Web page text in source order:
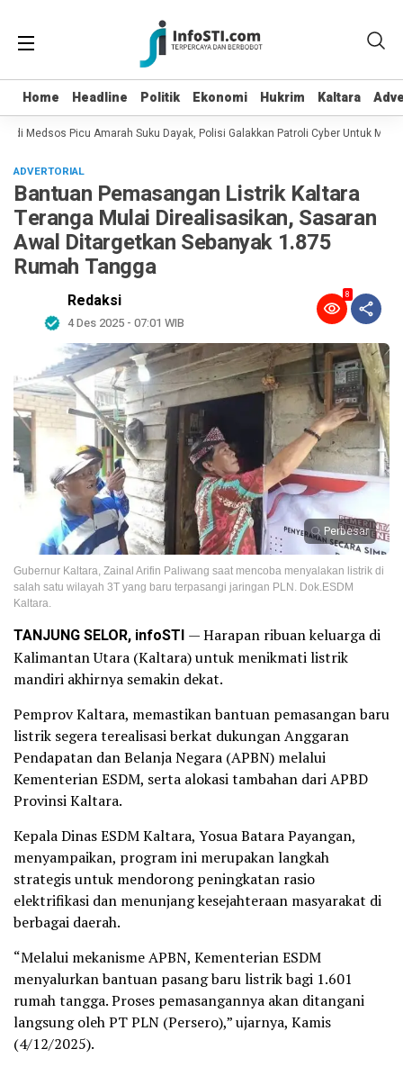
Home Headline Politik Ekonomi Hukrim Kaltara
Home Headline Politik Ekonomi Hukrim Kaltara
Medsos Picu Amarah Suku Dayak, Polisi Galakkan Patroli Cyber Untuk
ADVERTORIAL
Bantuan Pemasangan Listrik Kaltara
Teranga Mulai Direalisasikan, Sasaran
Awal Ditargetkan Sebanyak 1.875
Rumah Tangga
Redaksi
4 Des 2025 - 07:01 WIB
8
Perbesar
Gubernur Kaltara, Zainal Arifin Paliwang saat mencoba menyalakan listrik di
salah satu wilayah 3T yang baru terpasangi jaringan PLN. Dok.ESDM
Kaltara.
TANJUNG SELOR, infoSTI — Harapan ribuan keluarga di
Kalimantan Utara (Kaltara) untuk menikmati listrik
mandiri akhirnya semakin dekat.
Pemprov Kaltara, memastikan bantuan pemasangan baru
listrik segera terealisasi berkat dukungan Anggaran
Pendapatan dan Belanja Negara (APBN) melalui
Kementerian ESDM, serta alokasi tambahan dari APBD
Provinsi Kaltara.
Kepala Dinas ESDM Kaltara, Yosua Batara Payangan,
menyampaikan, program ini merupakan langkah
strategis untuk mendorong peningkatan rasio
elektrifikasi dan menunjang kesejahteraan masyarakat di
berbagai daerah.
“Melalui mekanisme APBN, Kementerian ESDM
menyalurkan bantuan pasang baru listrik bagi 1.601
rumah tangga. Proses pemasangannya akan ditangani
langsung oleh PT PLN (Persero),” ujarnya, Kamis
(4/12/2025).